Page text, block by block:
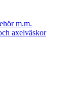
m.m.
axelväskor